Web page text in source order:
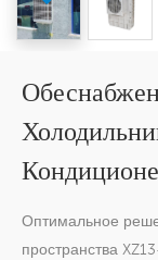
Оптимальное
пространства